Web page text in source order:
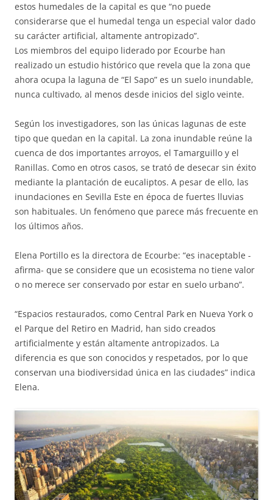
estos humedales de la capital es que “no puede
considerarse que el humedal tenga un especial valor dado
su carácter artificial, altamente antropizado”.
Los miembros del equipo liderado por Ecourbe han
realizado un estudio histórico que revela que la zona que
ahora ocupa la laguna de “El Sapo” es un suelo inundable,
nunca cultivado, al menos desde inicios del siglo veinte.
Según los investigadores, son las únicas lagunas de este
tipo que quedan en la capital. La zona inundable reúne la
cuenca de dos importantes arroyos, el Tamarguillo y el
Ranillas. Como en otros casos, se trató de desecar sin éxito
mediante la plantación de eucaliptos. A pesar de ello, las
inundaciones en Sevilla Este en época de fuertes lluvias
son habituales. Un fenómeno que parece más frecuente en
los últimos años.
Elena Portillo es la directora de Ecourbe: “es inaceptable -
afirma- que se considere que un ecosistema no tiene valor
o no merece ser conservado por estar en suelo urbano”.
“Espacios restaurados, como Central Park en Nueva York o
el Parque del Retiro en Madrid, han sido creados
artificialmente y están altamente antropizados. La
diferencia es que son conocidos y respetados, por lo que
conservan una biodiversidad única en las ciudades” indica
Elena.